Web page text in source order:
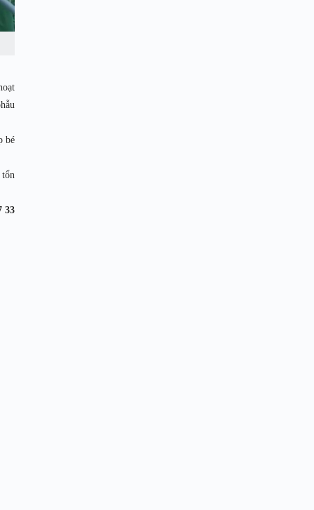
bé
tổn
33